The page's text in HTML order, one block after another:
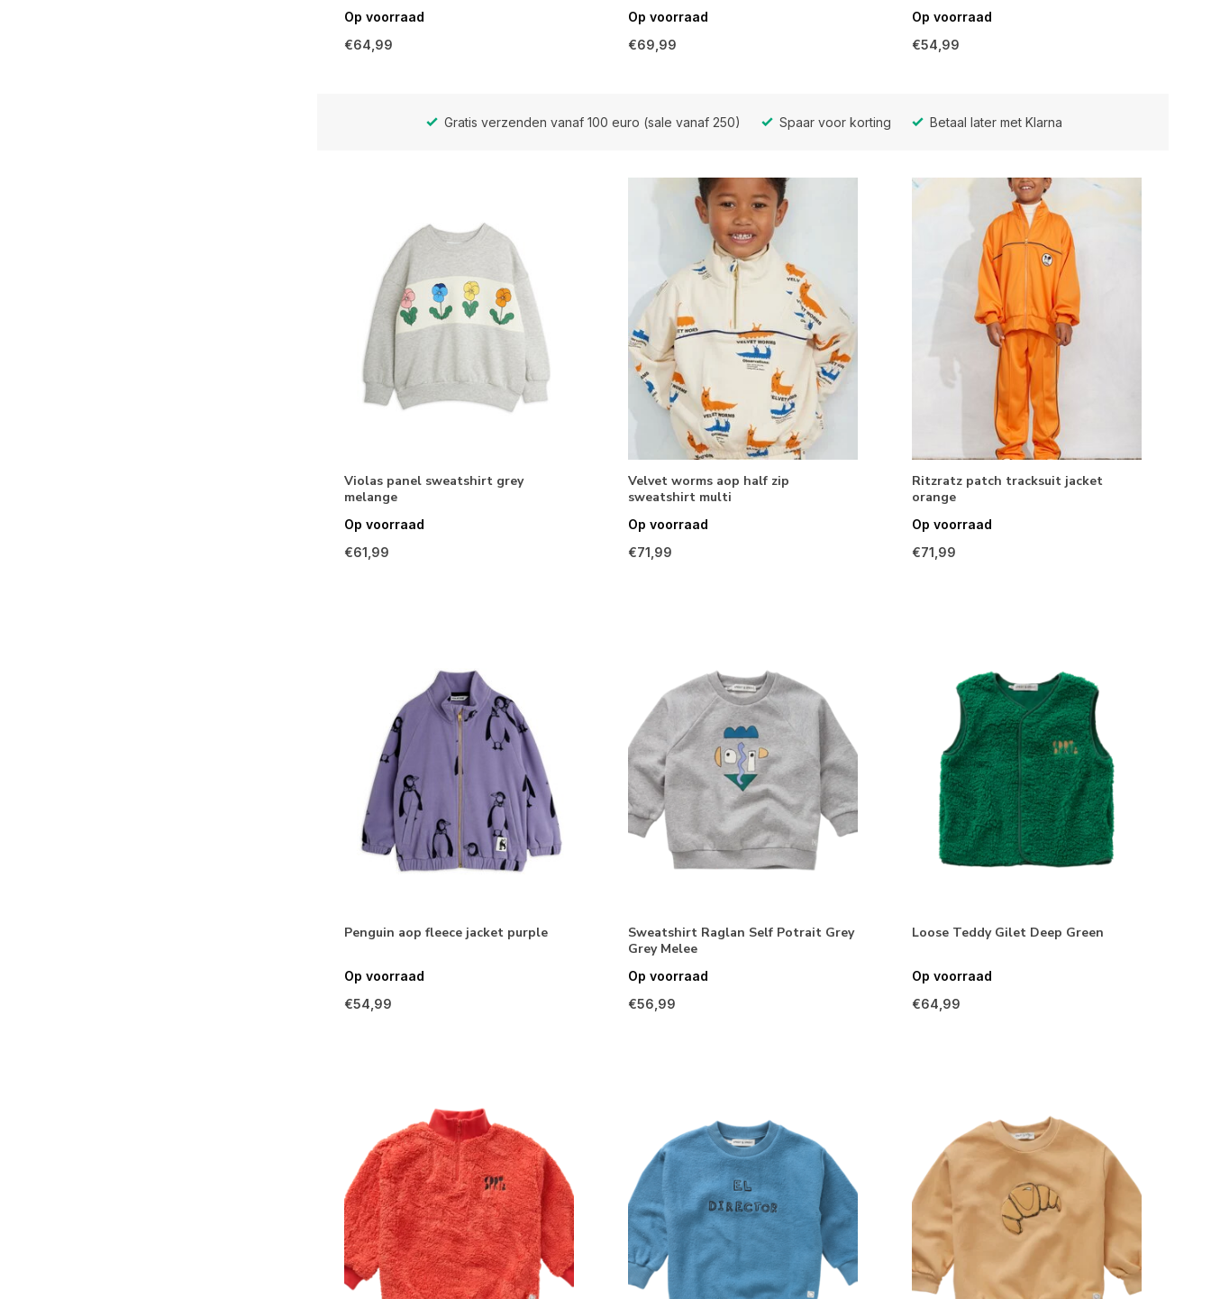
Op voorraad
€64,99
Op voorraad
€69,99
Op voorraad
€54,99
Gratis verzenden vanaf 100 euro (sale vanaf 250) Spaar voor korting Betaal later met Klarna
Violas panel sweatshirt grey
melange
Op voorraad
€61,99
Velvet worms aop half zip
sweatshirt multi
Op voorraad
€71,99
Ritzratz patch tracksuit jacket
orange
Op voorraad
€71,99
Penguin aop fleece jacket purple
Op voorraad
€54,99
Sweatshirt Raglan Self Potrait Grey
Grey Melee
Op voorraad
€56,99
Loose Teddy Gilet Deep Green
Op voorraad
€64,99